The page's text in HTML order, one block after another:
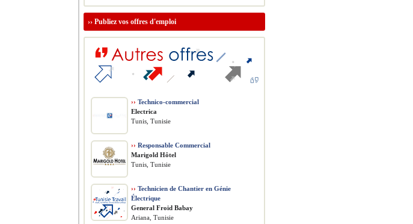
›› Publiez vos offres d'emploi
›› Technico-commercial
Electrica
Tunis, Tunisie
›› Responsable Commercial
Marigold Hôtel
Tunis, Tunisie
›› Technicien de Chantier en Génie
Électrique
General Froid Babay
Ariana, Tunisie